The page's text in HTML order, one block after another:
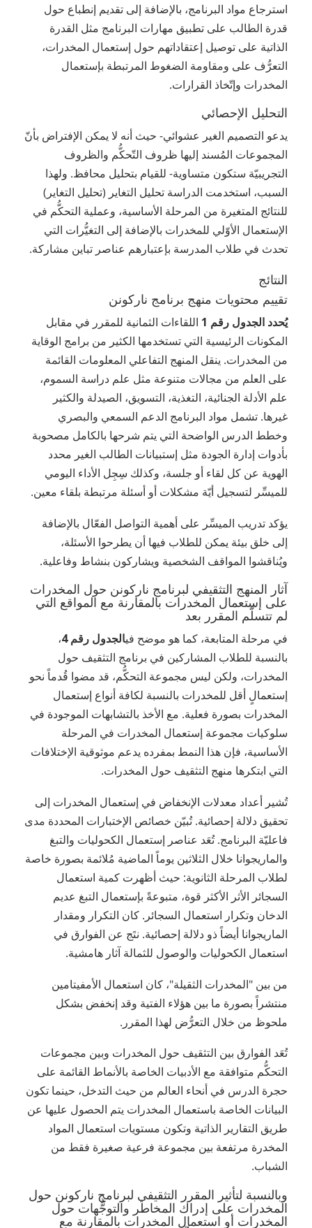
استرجاع مواد البرنامج، بالإضافة إلى تقديم إنطباع حول
قدرة الطالب على تطبيق مهارات البرنامج مثل القدرة
الذاتية على توصيل إعتقاداتهم حول إستعمال المخدرات،
التعرُّف على ومقاومة الضغوط المرتبطة بإستعمال
المخدرات وإتّخاذ القرارات.
التحليل الإحصائي
يدعو التصميم الغير عشوائي- حيث أنه لا يمكن الإفتراض بأنّ
المجموعات المُسند إليها ظروف التّحكُّم والظروف
التجريبيّة ستكون متساوية- للقيام بتحليل محافظ. ولهذا
السبب، استخدمت الدراسة تحليل التغاير (تحليل التغاير)
للنتائج المتغيرة من المرحلة الأساسية، وعملية التحكُّم في
الإستعمال الأوّلي للمخدرات بالإضافة إلى التغيُّرات التي
تحدث في طلاب المدرسة بإعتبارهم عناصر تباين مشاركة.
النتائج
تقييم محتويات منهج برنامج ناركونن
يُحدد الجدول رقم 1
اللقاءات الثمانية للمقرر في مقابل
المكونات الرئيسية التي تستخدمها الكثير من برامج الوقاية
من المخدرات. ينقل المنهج التفاعلي المعلومات القائمة
على العلم من مجالات متنوعة مثل علم دراسة السموم،
علم الأدلة الجنائية، التغذية، التسويق، الصيدلة والكثير
غيرها. تشمل مواد البرنامج الدعم السمعي والبصري
وخطط الدرس الواضحة التي يتم شرحها بالكامل مصحوبة
بأدوات إدارة الجودة مثل إستبيانات الطالب الغير محدد
الهوية عن كل لقاء أو جلسة، وكذلك سِجِل الأداء اليومي
للميسِّر لتسجيل أيّة مشكلات أو أسئلة مرتبطة بلقاء معين.
يؤكد تدريب الميسِّر على أهمية التواصل الفعّال بالإضافة
إلى خلق بيئة يمكن للطلاب فيها أن يطرحوا الأسئلة،
ويُناقشوا المواقف الشخصية ويشاركون بنشاط وفاعلية.
آثار المنهج التثقيفي لبرنامج ناركونن حول المخدرات
على إستعمال المخدرات بالمقارنة مع المواقع التي
لم تتسلّم المقرر بعد
في مرحلة المتابعة، كما هو موضح فيالجدول رقم 4 ،
بالنسبة للطلاب المشاركين في برنامج التثقيف حول
المخدرات، ولكن ليس مجموعة التحكُّم، قد مضوا قُدماً نحو
إستعمالٍ أقل للمخدرات بالنسبة لكافة أنواع إستعمال
المخدرات بصورة فعلية. مع الأخذ بالتشابهات الموجودة في
سلوكيات مجموعة إستعمال المخدرات في المرحلة
الأساسية، فإن هذا النمط بمفرده يدعم موثوقية الإختلافات
التي ابتكرها منهج التثقيف حول المخدرات.
تُشير أعداد معدلات الإنخفاض في إستعمال المخدرات إلى
تحقيق دلالة إحصائية. تُبيّن خصائص الإختبارات المحددة مدى
فاعليّة البرنامج. تُعَد عناصر إستعمال الكحوليات والتبغ
والماريجوانا خلال الثلاثين يوماً الماضية مُلائمة بصورة خاصة
لطلاب المرحلة الثانوية: حيث أظهرت كمية استعمال
السجائر الأثر الأكثر قوة، متبوعةً بإستعمال التبغ عديم
الدخان وتكرار استعمال السجائر. كان التكرار ومقدار
الماريجوانا أيضاً ذو دلالة إحصائية. نتَج عن الفوارق في
استعمال الكحوليات والوصول للثمالة آثار هامشية.
من بين "المخدرات الثقيلة"، كان استعمال الأمفيتامين
منتشراً بصورة ما بين هؤلاء الفتية وقد إنخفض بشكل
ملحوظ من خلال التعرُّض لهذا المقرر.
تُعَد الفوارق بين التثقيف حول المخدرات وبين مجموعات
التحكُّم متوافقة مع الأدبيات الخاصة بالأنماط القائمة على
حجرة الدرس في أنحاء العالم من حيث التدخل، حينما تكون
البيانات الخاصة باستعمال المخدرات يتم الحصول عليها عن
طريق التقارير الذاتية وتكون مستويات استعمال المواد
المخدرة مرتفعة بين مجموعة فرعية صغيرة فقط من
الشباب.
وبالنسبة لتأثير المقرر التثقيفي لبرنامج ناركونن حول
المخدرات على إدراك المخاطر والتوجُّهات حول
المخدرات أو استعمال المخدرات بالمقارنة مع